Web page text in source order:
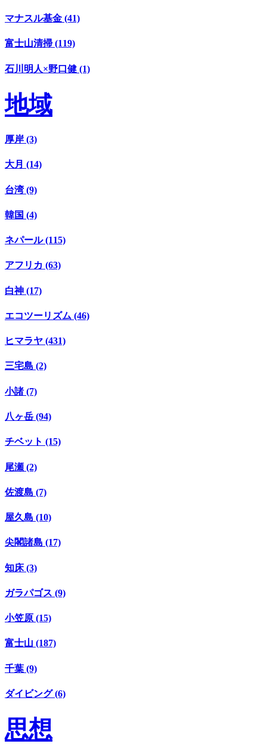
マナスル基金 (41)
富士山清掃 (119)
石川明人×野口健 (1)
地域
厚岸 (3)
大月 (14)
台湾 (9)
韓国 (4)
ネパール (115)
アフリカ (63)
白神 (17)
エコツーリズム (46)
ヒマラヤ (431)
三宅島 (2)
小諸 (7)
八ヶ岳 (94)
チベット (15)
尾瀬 (2)
佐渡島 (7)
屋久島 (10)
尖閣諸島 (17)
知床 (3)
ガラパゴス (9)
小笠原 (15)
富士山 (187)
千葉 (9)
ダイビング (6)
思想